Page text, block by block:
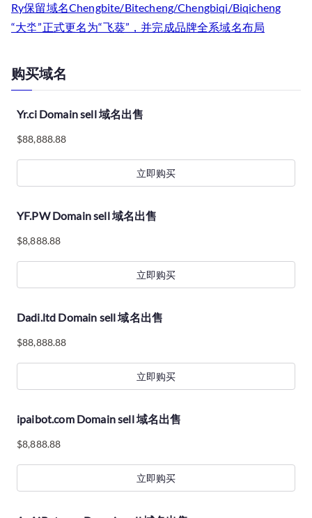
Ry保留域名Chengbite/Bitecheng/Chengbiqi/Biqicheng
“大坔”正式更名为“飞葵”，并完成品牌全系域名布局
购买域名
Yr.ci Domain sell 域名出售
$88,888.88
立即购买
YF.PW Domain sell 域名出售
$8,888.88
立即购买
Dadi.ltd Domain sell 域名出售
$88,888.88
立即购买
ipaibot.com Domain sell 域名出售
$8,888.88
立即购买